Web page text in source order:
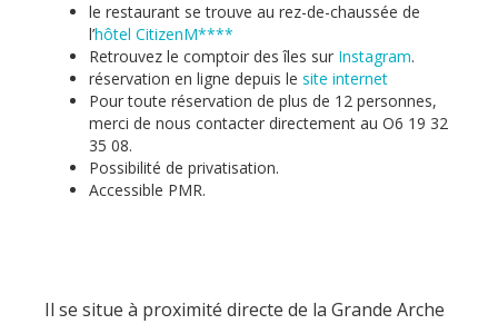
le restaurant se trouve au rez-de-chaussée de
l’hôtel CitizenM****
Retrouvez le comptoir des îles sur Instagram.
réservation en ligne depuis le site internet
Pour toute réservation de plus de 12 personnes,
merci de nous contacter directement au O6 19 32
35 08.
Possibilité de privatisation.
Accessible PMR.
Il se situe à proximité directe de la Grande Arche